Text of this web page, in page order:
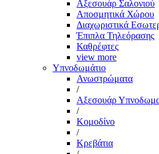
Αξεσουάρ Σαλονιού
Αποσμητικά Χώρου
Διαχωριστικά
Έπιπλα Τηλεόρασης
Καθρέφτες
view more
Υπνοδωμάτιο
Ανωστρώματα
/
Αξεσουάρ
/
Κομοδίνο
/
Κρεβάτια